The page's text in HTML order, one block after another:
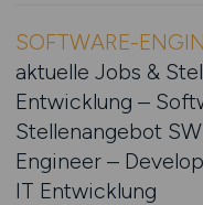
SOFTWARE-
aktuelle Jobs &
Entwicklung –
Stellenangebot
Engineer –
IT Entwicklung